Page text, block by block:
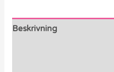
Beskrivning